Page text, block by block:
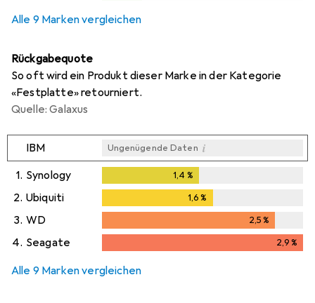
Alle 9 Marken vergleichen
Rückgabequote
So oft wird ein Produkt dieser Marke in der Kategorie
«Festplatte» retourniert.
Quelle: Galaxus
IBM Ungenügende Daten i
1. Synology 1,4 %
2. Ubiquiti 1,6%
3. WD 2,5%
2,5%
4. Seagate 2,9%
Alle 9 Marken vergleichen